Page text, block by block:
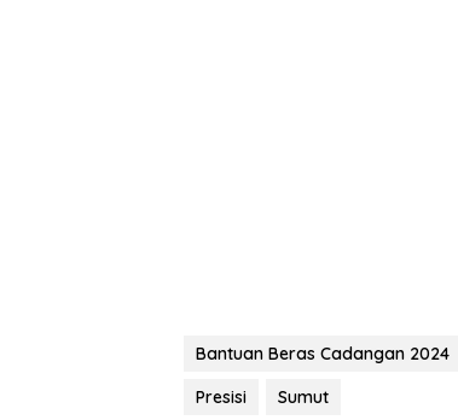
Bantuan Beras Cadangan 2024
Presisi
Sumut